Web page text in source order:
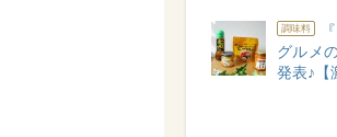
調味料
グルメ
発表♪【